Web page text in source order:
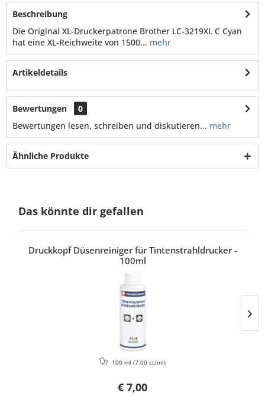
Beschreibung
Die Original XL-Druckerpatrone Brother LC-3219XL C Cyan
hat eine XL-Reichweite von 1500... mehr
Artikeldetails
Bewertungen
0
Bewertungen lesen, schreiben und diskutieren... mehr
Ähnliche Produkte
Das könnte dir gefallen
Druckkopf Düsenreiniger für Tintenstrahldrucker -
100ml
€ 7,00
100 ml (7,00 ct/ml)